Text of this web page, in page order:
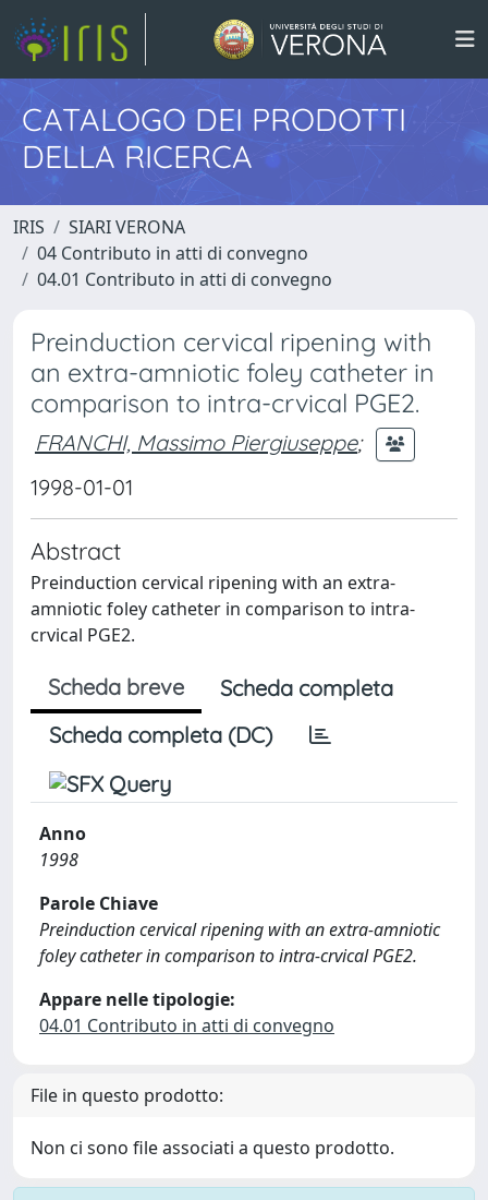
CATALOGO DEI PRODOTTI
DELLA RICERCA
IRIS
SIARI VERONA
04 Contributo in atti di convegno
04.01 Contributo in atti di convegno
Preinduction cervical ripening with
an extra-amniotic foley catheter in
comparison to intra-crvical PGE2.
FRANCHI, Massimo Piergiuseppe;
1998-01-01
Abstract
Preinduction cervical ripening with an extra-
amniotic foley catheter in comparison to intra-
crvical PGE2.
Scheda breve
Scheda completa
Scheda completa (DC)
Anno
1998
Parole Chiave
Preinduction cervical ripening with an extra-amniotic
foley catheter in comparison to intra-crvical PGE2.
Appare nelle tipologie:
04.01 Contributo in atti di convegno
File in questo prodotto:
Non ci sono file associati a questo prodotto.